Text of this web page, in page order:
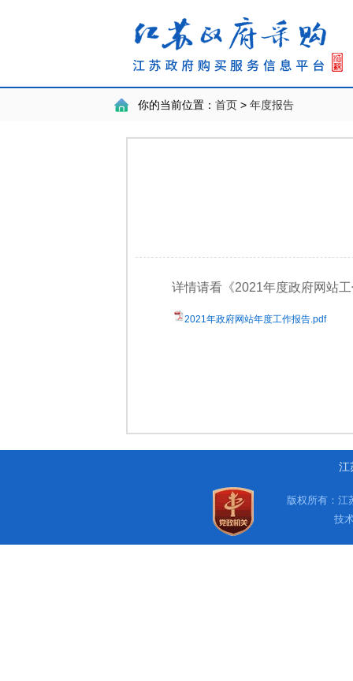
你的当前位置： 首页 > 年度报告
详情请看《2021年度政府网站
2021年政府网站年度工作报告.pdf
江
版权所有：
技